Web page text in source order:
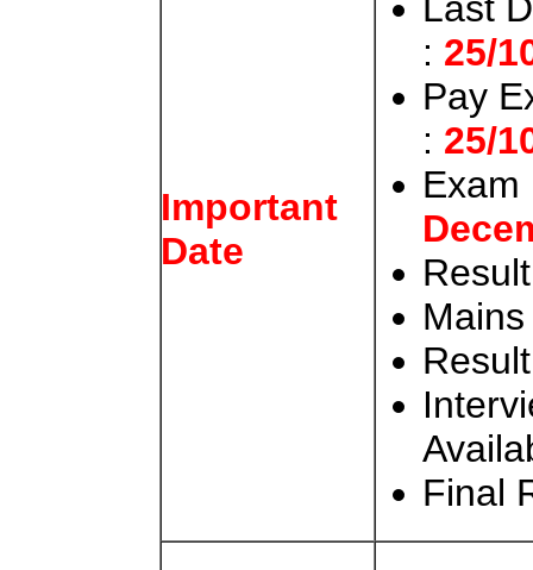
Important
Date
Last
: 25/
Pay
: 25/
Final